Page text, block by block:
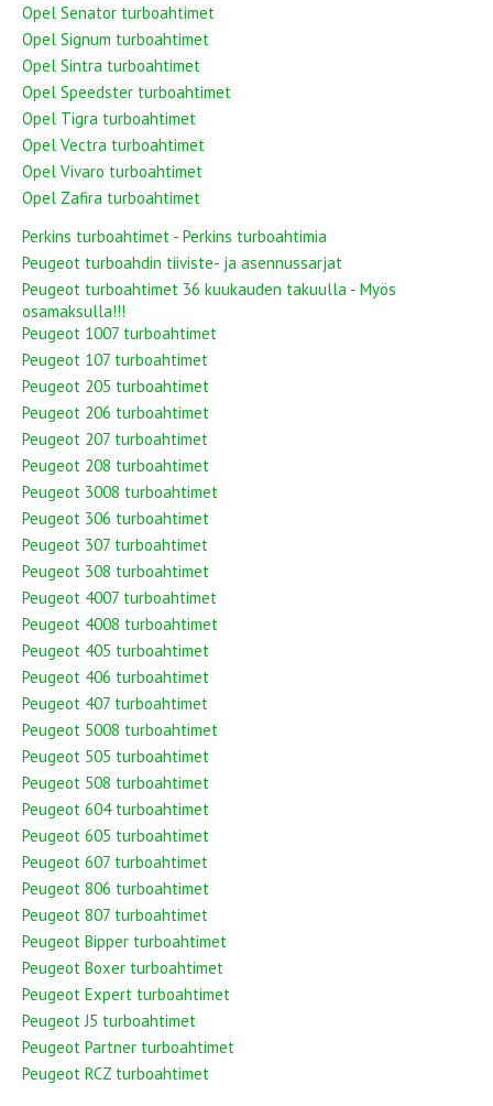
Opel Senator turboahtimet
Opel Signum turboahtimet
Opel Sintra turboahtimet
Opel Speedster turboahtimet
Opel Tigra turboahtimet
Opel Vectra turboahtimet
Opel Vivaro turboahtimet
Opel Zafira turboahtimet
Perkins turboahtimet - Perkins turboahtimia
Peugeot turboahdin tiiviste- ja asennussarjat
Peugeot turboahtimet 36 kuukauden takuulla - Myös
osamaksulla!!!
Peugeot 1007 turboahtimet
Peugeot 107 turboahtimet
Peugeot 205 turboahtimet
Peugeot 206 turboahtimet
Peugeot 207 turboahtimet
Peugeot 208 turboahtimet
Peugeot 3008 turboahtimet
Peugeot 306 turboahtimet
Peugeot 307 turboahtimet
Peugeot 308 turboahtimet
Peugeot 4007 turboahtimet
Peugeot 4008 turboahtimet
Peugeot 405 turboahtimet
Peugeot 406 turboahtimet
Peugeot 407 turboahtimet
Peugeot 5008 turboahtimet
Peugeot 505 turboahtimet
Peugeot 508 turboahtimet
Peugeot 604 turboahtimet
Peugeot 605 turboahtimet
Peugeot 607 turboahtimet
Peugeot 806 turboahtimet
Peugeot 807 turboahtimet
Peugeot Bipper turboahtimet
Peugeot Boxer turboahtimet
Peugeot Expert turboahtimet
Peugeot J5 turboahtimet
Peugeot Partner turboahtimet
Peugeot RCZ turboahtimet